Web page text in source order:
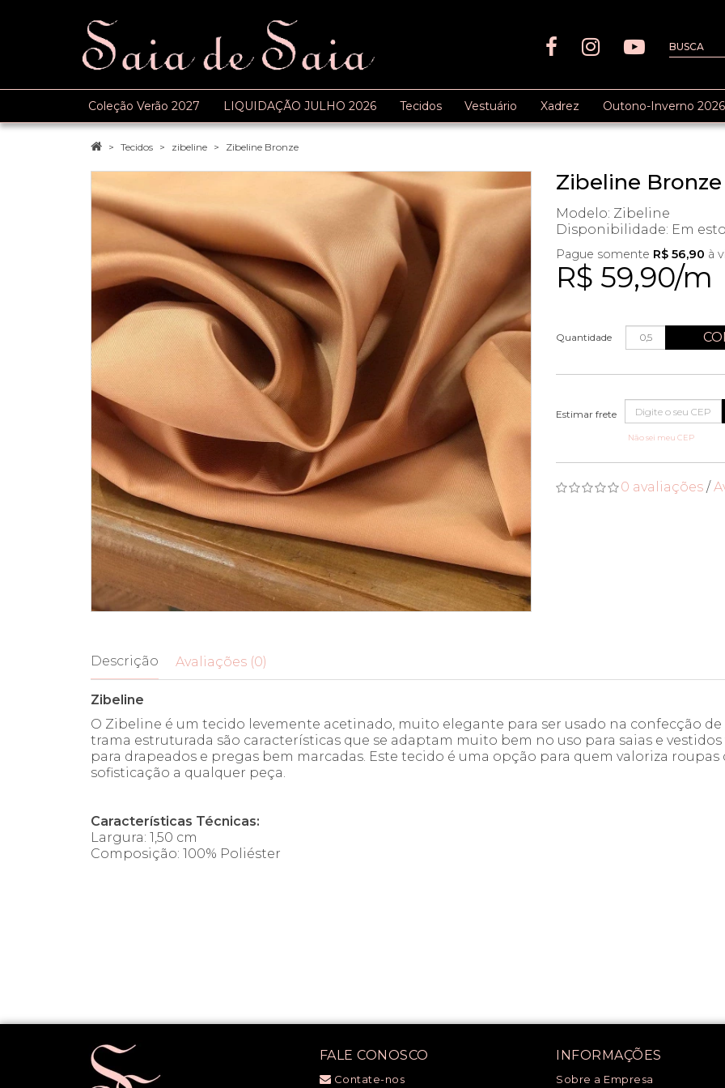
Coleção Verão 2027 LIQUIDAÇÃO JULHO 2026 Tecidos Vestuário Xadrez Outono-Inverno 2026
Tecidos zibeline Zibeline Bronze
Zibeline Bronze
Modelo: Zibeline
Disponibilidade: Em
R$ 59,90/m
Pague somente R$ 56,90 à
Quantidade
Não sei meu CEP
0 avaliações /
Descrição Avaliações (0)
Zibeline
O Zibeline é um tecido levemente acetinado, muito elegante para ser usado na confecção de
trama estruturada são características que se adaptam muito bem no uso para saias e
para drapeados e pregas bem marcadas. Este tecido é uma opção para quem valoriza
sofisticação a qualquer peça.
Características Técnicas:
Largura: 1,50 cm
Composição: 100% Poliéster
FALE CONOSCO
Contate-nos
INFORMAÇÕES
Sobre a Empresa